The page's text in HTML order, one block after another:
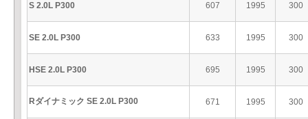
S 2.0L P300 607 1995 300
SE 2.0L P300 633 1995 300
HSE 2.0L P300 695 1995 300
Rダイナミック SE 2.0L P300 671 1995 300